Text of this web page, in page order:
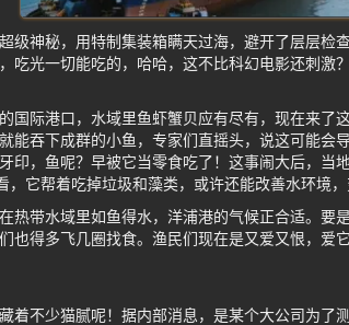
级神秘，用特制集装箱瞒天过海，避开了层层检
吃光一切能吃的，哈哈，这不比科幻电影还刺激？
国际港口，水域里鱼虾蟹贝应有尽有，现在来了
能吞下成群的小鱼，专家们直摇头，说这可能会
印，鱼呢？早被它当零食吃了！这事闹大后，当
，它帮着吃掉垃圾和藻类，或许还能改善水环境，
热带水域里如鱼得水，洋浦港的气候正合适。要
也得多飞几圈找食。渔民们现在是又爱又恨，爱
着不少猫腻呢！据内部消息，是某个大公司为了